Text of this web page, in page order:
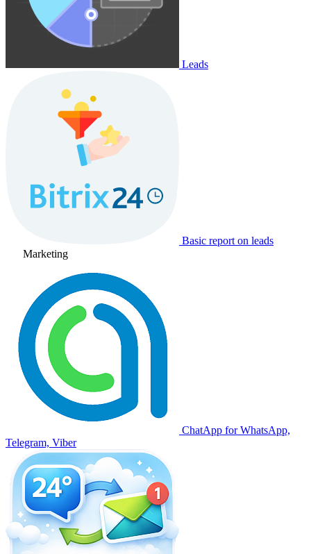
Leads
Basic report on leads
Marketing
ChatApp for WhatsApp,
Telegram, Viber